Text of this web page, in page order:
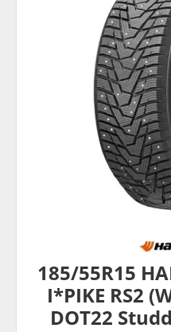
185/55R15
I*PIKE RS2
DOT22